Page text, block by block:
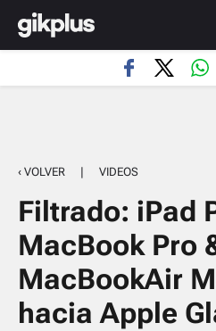
‹ VOLVER | VIDEOS
Filtrado: iPad
MacBook Pro
MacBookAir
hacia Apple